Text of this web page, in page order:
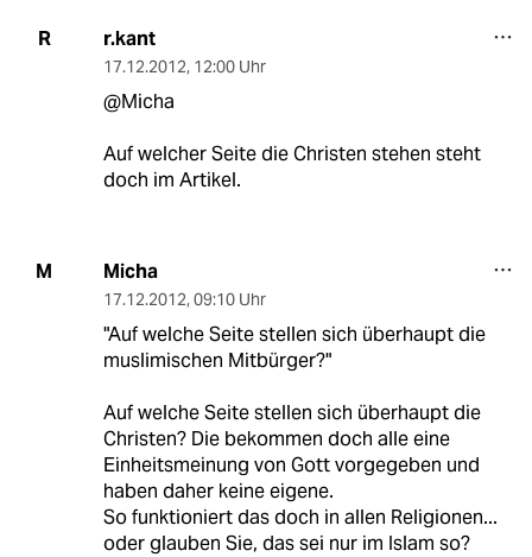
R r.kant
17.12.2012, 12:00 Uhr
@Micha
Auf welcher Seite die Christen stehen steht
doch im Artikel.
M Micha
17.12.2012, 09:10 Uhr
"Auf welche Seite stellen sich überhaupt die
muslimischen Mitbürger?"
Auf welche Seite stellen sich überhaupt die
Christen? Die bekommen doch alle eine
Einheitsmeinung von Gott vorgegeben und
haben daher keine eigene.
So funktioniert das doch in allen Religionen...
oder glauben Sie, das sei nur im Islam so?